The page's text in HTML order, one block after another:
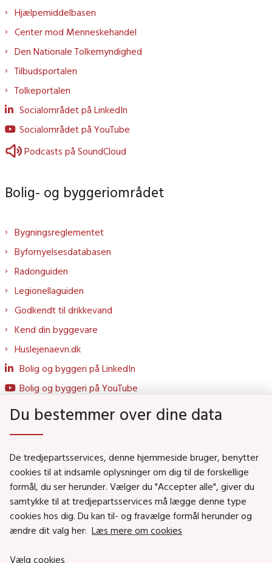
Hjælpemiddelbasen
Center mod Menneskehandel
Den Nationale Tolkemyndighed
Tilbudsportalen
Tolkeportalen
Socialområdet på LinkedIn
Socialområdet på YouTube
Podcasts på SoundCloud
Bolig- og byggeriområdet
Bygningsreglementet
Byfornyelsesdatabasen
Radonguiden
Legionellaguiden
Godkendt til drikkevand
Kend din byggevare
Huslejenaevn.dk
Bolig og byggeri på LinkedIn
Bolig og byggeri på YouTube
Social- og Boligministeriet
Job i Social- og Boligstyrelsen
Puljer og tilskud
Nyhedsbreve
Du bestemmer over dine data
De tredjepartsservices, denne hjemmeside bruger, benytter
cookies til at indsamle oplysninger om dig til de forskellige
formål, du ser herunder. Vælger du "Accepter alle", giver du
samtykke til at tredjepartsservices må lægge denne type
cookies hos dig. Du kan til- og fravælge formål herunder og
ændre dit valg her: Læs mere om cookies
Vælg cookies